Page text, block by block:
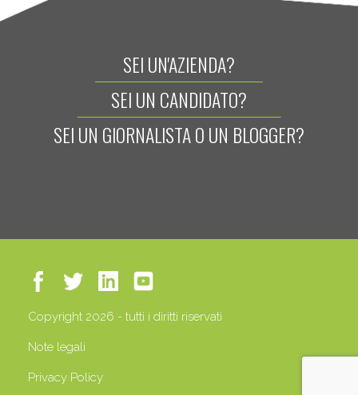
SEI UN'AZIENDA?
SEI UN CANDIDATO?
SEI UN GIORNALISTA O UN BLOGGER?
Copyright 2026 - tutti i diritti riservati
Note legali
Privacy Policy